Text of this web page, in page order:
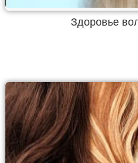
Здоровье